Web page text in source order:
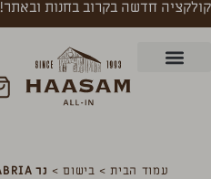
קולקציה חדשה בקרוב בחנות ובאתר!
עמוד הבית> בישום> נר BERGAMOTTO DI CALABRIA קטן